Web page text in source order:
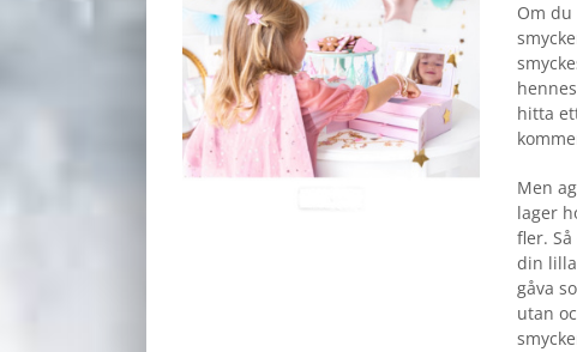
Om
hitta
Men
lager
fler.
din
gåva
utan